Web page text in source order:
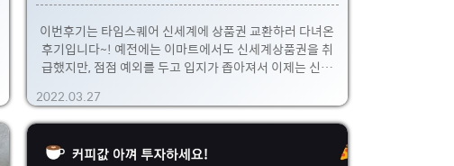
이번후기는 타임스퀘어 신세계에 상품권 교환하러 다녀온
후기입니다~! 예전에는 이마트에서도 신세계상품권을 취
급했지만, 점점 예외를 두고 입지가 좁아져서 이제는 신세
다. 즉, 기존에는 이마트에서도 모바일 신세계상품권을 쉽
게 구매했지만, 이제는 귀찮게 백화점을 꼭 방문해야한다는
권도 있지만, 모바일의 경우 거의다 신세계 입니다. (최근 것
2022.03.27